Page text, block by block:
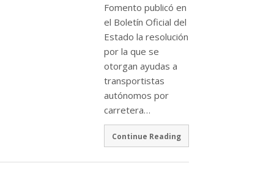
Fomento publicó en
el Boletí­n Oficial del
Estado la resolución
por la que se
otorgan ayudas a
transportistas
autónomos por
carretera…
Continue Reading